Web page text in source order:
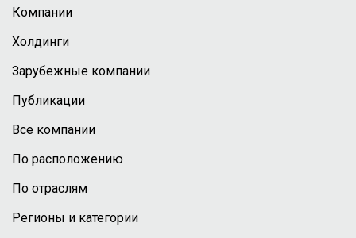
Компании
Холдинги
Зарубежные компании
Публикации
Все компании
По расположению
По отраслям
Регионы и категории